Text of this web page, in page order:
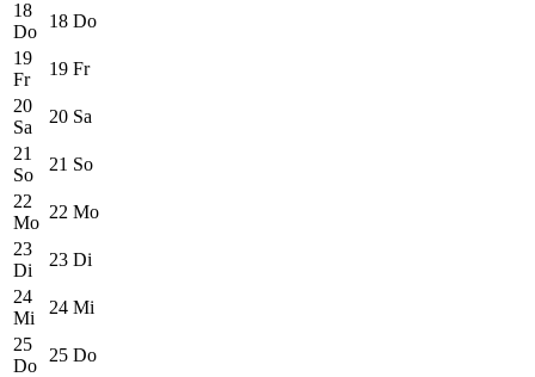
18
Do
18 Do
19
Fr
19 Fr
20
Sa
20 Sa
21
So
21 So
22
Mo
22 Mo
23
Di
23 Di
24
Mi
24 Mi
25
Do
25 Do